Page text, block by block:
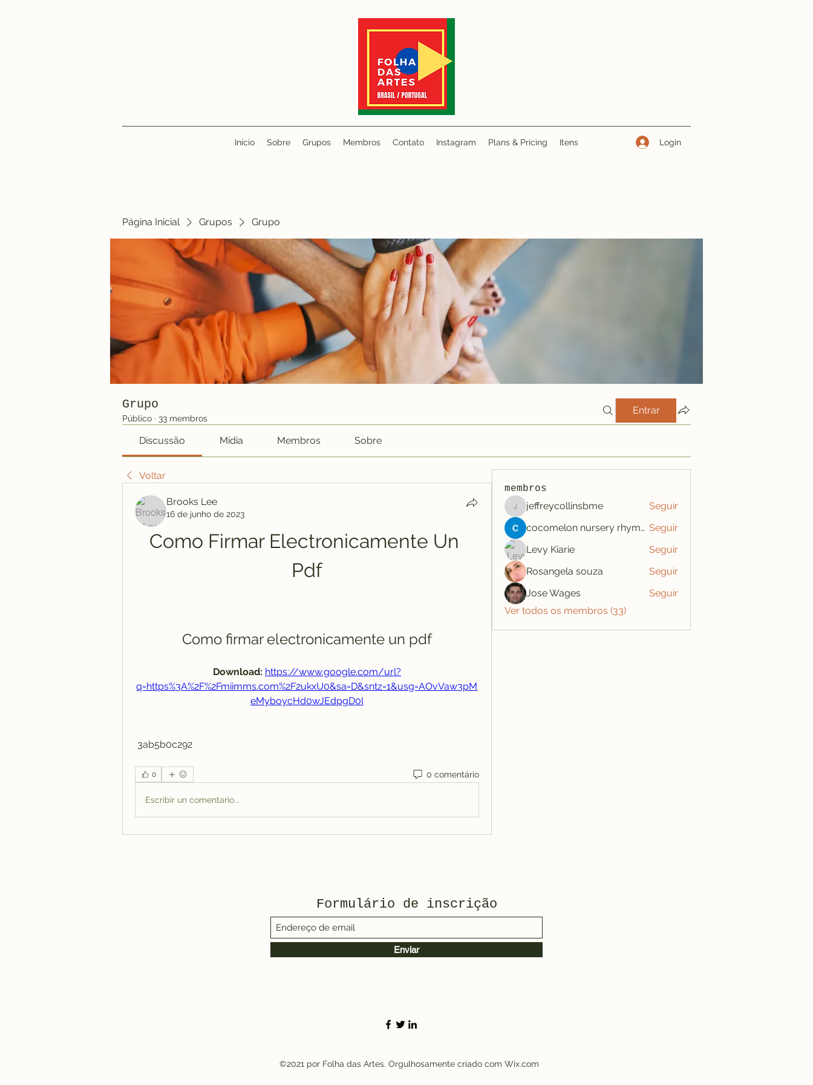
Início Sobre Grupos Membros Contato Instagram Plans & Pricing Itens Login
Página Inicial Grupos Grupo
Grupo
Público · 33 membros
Entrar
Discussão Mídia Membros Sobre
Voltar
Brooks Lee
16 de junho de 2023
Como Firmar Electronicamente Un
Pdf
Como firmar electronicamente un pdf
Download: https://www.google.com/url?
q=https%3A%2F%2Fmiimms.com%2F2ukxU0&sa=D&sntz=1&usg=AOvVaw3pM
eMyboycHd0wJEdpgD0I
3ab5b0c292
0 0 comentário
Escribir un comentario...
membros
jeffreycollinsbme
jeffreycollinsbme
Seguir
cocomelon nursery rhymes Seguir
Levy Kiarie
Seguir
Rosangela souza
Seguir
Jose Wages
Seguir
Ver todos os membros (33)
Formulário de inscrição
Enviar
©2021 por Folha das Artes. Orgulhosamente criado com Wix.com